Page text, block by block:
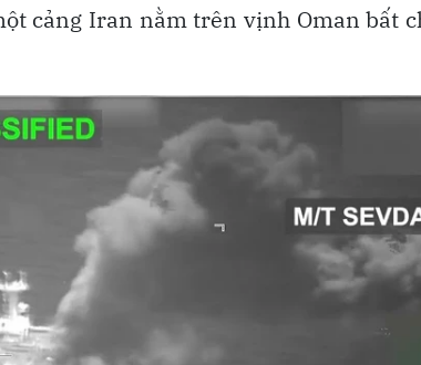
cảng Iran nằm trên vịnh Oman bất